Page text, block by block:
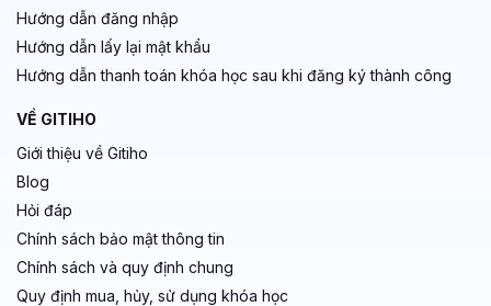
Hướng dẫn đăng nhập
Hướng dẫn lấy lại mật khẩu
Hướng dẫn thanh toán khóa học sau khi đăng ký thành công
VỀ GITIHO
Giới thiệu về Gitiho
Blog
Hỏi đáp
Chính sách bảo mật thông tin
Chính sách và quy định chung
Quy định mua, hủy, sử dụng khóa học